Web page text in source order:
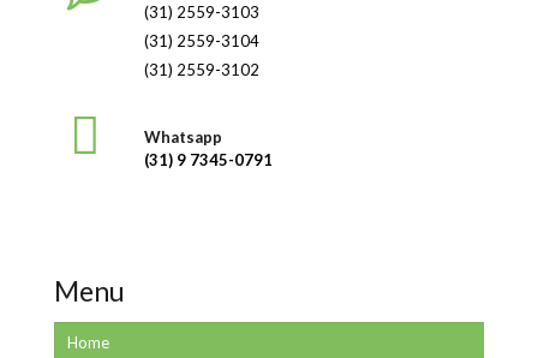
(31) 2559-3103
(31) 2559-3104
(31) 2559-3102
Whatsapp
(31) 9 7345-0791
Menu
Home